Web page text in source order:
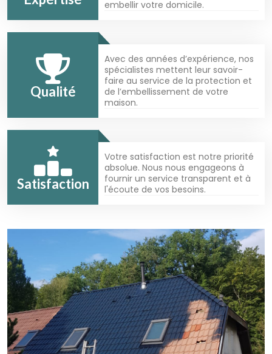
embellir votre domicile.
Qualité
Avec des années d’expérience, nos
spécialistes mettent leur savoir-
faire au service de la protection et
de l’embellissement de votre
maison.
Satisfaction
Votre satisfaction est notre priorité
absolue. Nous nous engageons à
fournir un service transparent et à
l'écoute de vos besoins.